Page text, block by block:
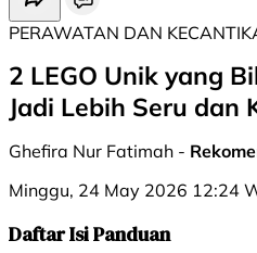
PERAWATAN DAN
2 LEGO Unik yang
Jadi Lebih Seru dan
Ghefira Nur Fatimah -
Minggu, 24 May 2026 12:24
Daftar Isi Panduan